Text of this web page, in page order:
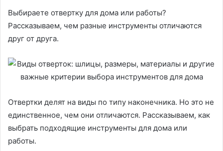
Выбираете отвертку для дома или работы?
Рассказываем, чем разные инструменты отличаются
друг от друга.
Отвертки делят на виды по типу наконечника. Но это не
единственное, чем они отличаются. Рассказываем, как
выбрать подходящие инструменты для дома или
работы.